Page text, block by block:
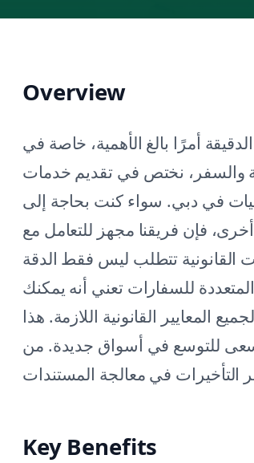
Overview
أمرًا بالغ الأهمية، خاصة في
والسفر، نختص في تقديم خدمات
في دبي. سواء كنت بحاجة إلى
أخرى، فإن فريقنا مجهز للتعامل مع
القانونية تتطلب ليس فقط الدقة
للسفارات تعني أنه يمكنك
المعايير القانونية اللازمة. هذا
تسعى للتوسع في أسواق جديدة. من
Key Benefits